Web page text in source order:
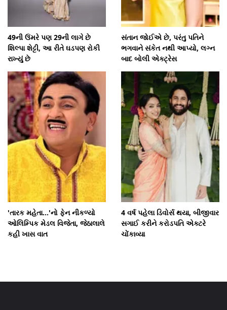
49ની ઉંમરે પણ 29ની લાગે છે
શિલ્પા શેટ્ટી, આ રીતે ઘડપણ રોકી
રાખ્યું છે
સંતાન જોઈએ છે, પરંતુ પતિને
ભગવાને સંકેત નથી આપ્યો, લગ્ન
બાદ બોલી એક્ટ્રેસ
'તારક મહેતા...'નો ફેન નીકળ્યો
ઓલિમ્પિક મેડલ વિજેતા, જેઠાલાલે
કહી ખાસ વાત
4 વર્ષ પહેલા ડિવોર્સ થયા, બીજીવાર
સગાઈ કરીને કરોડપતિ એક્ટરે
ચોંકાવ્યા